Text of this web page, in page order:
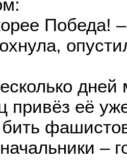
Победа!
дней
привёз её
–